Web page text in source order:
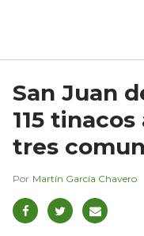
San Juan
115
tres
Martín García Chavero